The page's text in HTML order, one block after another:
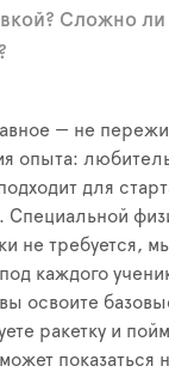
Сложно ли
— не
опыта:
для
Специальной
не требуется,
под каждого
вы освоите
ракетку и
показаться